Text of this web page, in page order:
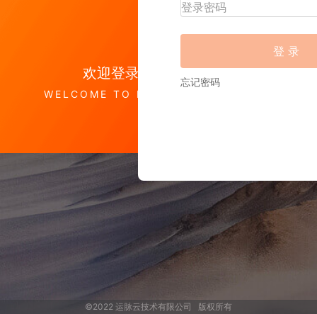
欢迎登录
WELCOME TO LOGIN
登 录
忘记密码
©2022 运脉云技术有限公司 版权所有